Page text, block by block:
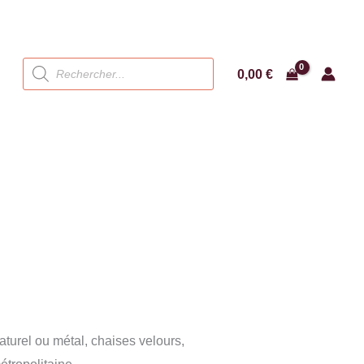
Recherche
de
produits
0,00 €
ou métal, chaises velours,